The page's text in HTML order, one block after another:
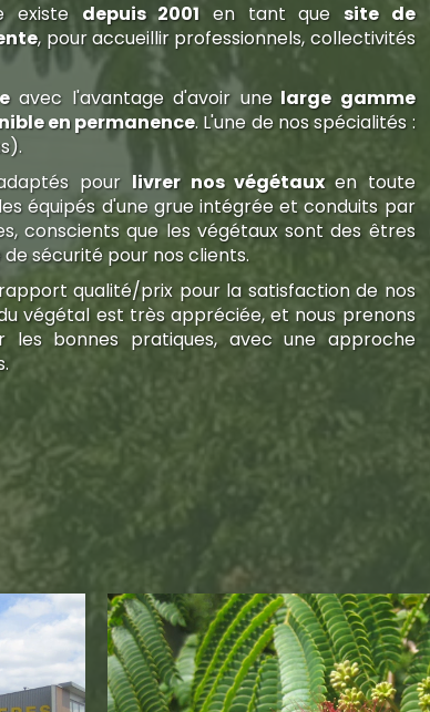
existe depuis 2001 en tant quesite de
, pour accueillir professionnels, collectivités
avec l'avantage d'avoir unelarge gamme
en permanence. L'une de nos spécialités :
pour livrer nos végétauxen toute
équipés d'une grue intégrée et conduits par
conscients que les végétaux sont des êtres
sécurité pour nos clients.
qualité/prix pour la satisfaction de nos
végétal est très appréciée, et nous prenons
les bonnes pratiques, avec une approche